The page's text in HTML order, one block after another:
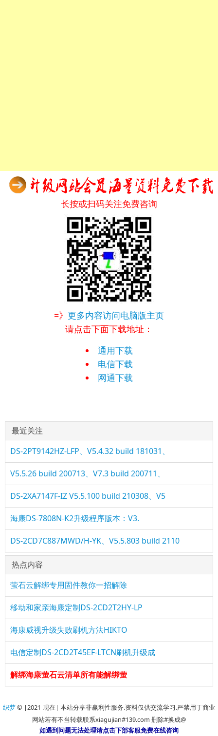
长按或扫码关注免费咨询
=》 更多内容访问电脑版主页
请点击下面下载地址：
通用下载
电信下载
网通下载
最近关注
DS-2PT9142HZ-LFP、V5.4.32 build 181031、
V5.5.26 build 200713、V7.3 build 200711、
DS-2XA7147F-IZ V5.5.100 build 210308、V5
海康DS-7808N-K2升级程序版本：V3.
DS-2CD7C887MWD/H-YK、V5.5.803 build 2110
热点内容
萤石云解绑专用固件教你一招解除
移动和家亲海康定制DS-2CD2T2HY-LP
海康威视升级失败刷机方法HIKTO
电信定制DS-2CD2T45EF-LTCN刷机升级成
解绑海康萤石云清单所有能解绑萤
织梦© |2021-现在| 本站分享非赢利性服务.资料仅供交流学习.严禁用于商业
网站若有不当转载联系xiagujian#139.com 删除#换成@
如遇到问题无法处理请点击下部客服免费在线咨询